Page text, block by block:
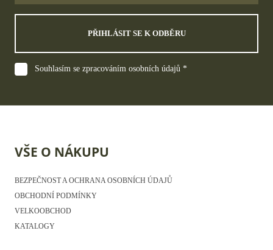
PŘIHLÁSIT SE K ODBĚRU
Souhlasím se zpracováním osobních údajů *
VŠE O NÁKUPU
BEZPEČNOST A OCHRANA OSOBNÍCH ÚDAJŮ
OBCHODNÍ PODMÍNKY
VELKOOBCHOD
KATALOGY